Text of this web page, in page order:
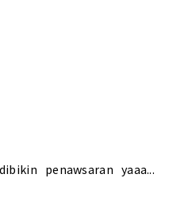
penawsaran yaaa...